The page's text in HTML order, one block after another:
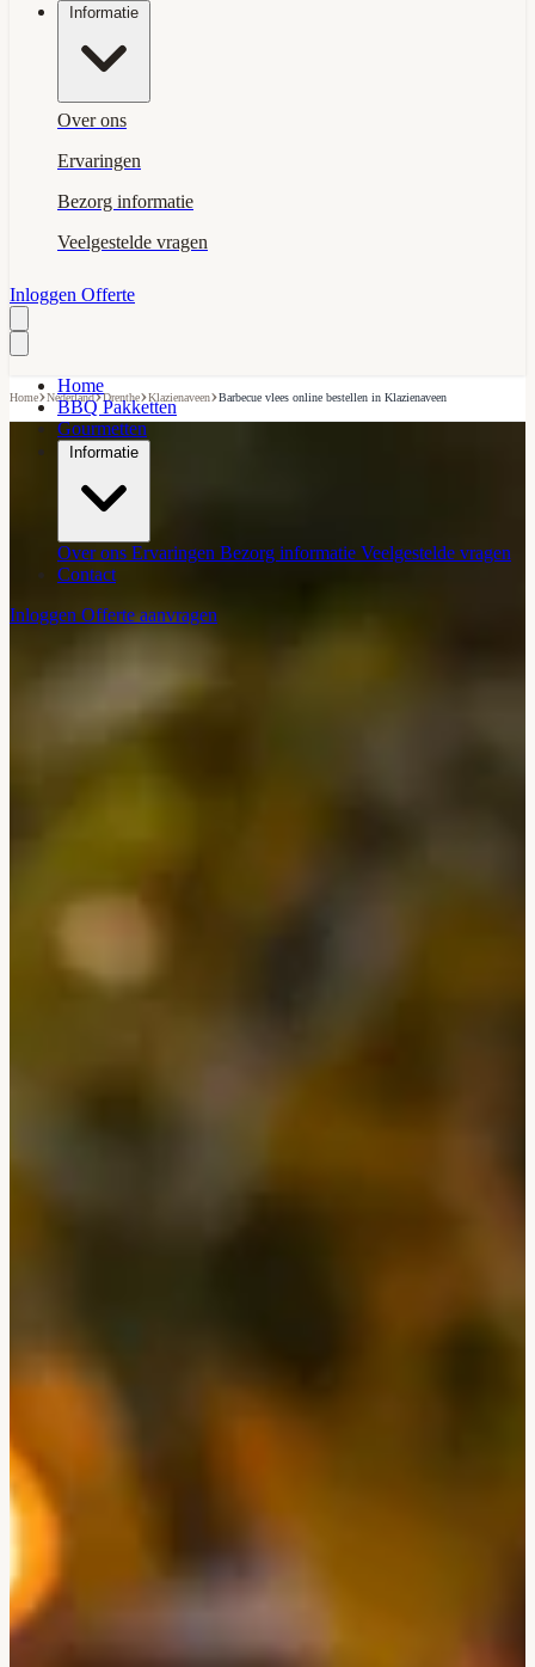
Informatie
Over ons
Ervaringen
Bezorg informatie
Veelgestelde vragen
Inloggen Offerte
Home
BBQ Pakketten
Gourmetten
Informatie
Over ons Ervaringen Bezorg informatie Veelgestelde vragen
Contact
Inloggen Offerte aanvragen
Home›Nederland›Drenthe›Klazienaveen›Barbecue vlees online bestellen in Klazienaveen